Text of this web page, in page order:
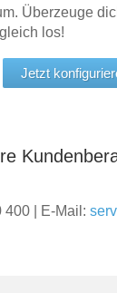
Überzeuge
los!
Jetzt
400 | E-Mail: